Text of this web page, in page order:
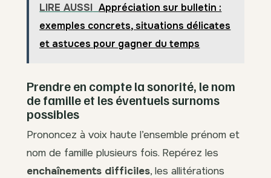
LIRE AUSSI Appréciation sur bulletin :
exemples concrets, situations délicates
et astuces pour gagner du temps
Prendre en compte la sonorité, le nom
de famille et les éventuels surnoms
possibles
Prononcez à voix haute l’ensemble prénom et
nom de famille plusieurs fois. Repérez les
enchaînements difficiles, les allitérations